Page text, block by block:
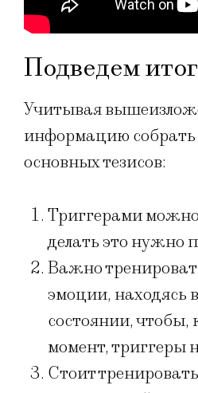
Подведем итог
Учитывая
информацию собрать
основных тезисов:
Триггерами
делать это нужно
Важно
эмоции, находясь
состоянии, чтобы,
момент, триггеры
Стоит